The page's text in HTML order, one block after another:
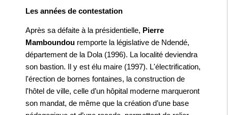
Les années de contestation
Après sa défaite à la présidentielle, Pierre
Mamboundou remporte la législative de Ndendé,
département de la Dola (1996). La localité deviendra
son bastion. Il y est élu maire (1997). L'électrification,
l'érection de bornes fontaines, la construction de
l'hôtel de ville, celle d’un hôpital moderne marqueront
son mandat, de même que la création d’une base